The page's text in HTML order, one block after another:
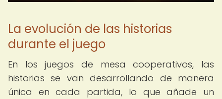
La evolución de las historias
durante el juego
En los juegos de mesa cooperativos, las
historias se van desarrollando de manera
única en cada partida, lo que añade un